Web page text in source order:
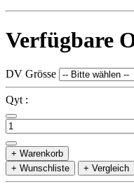
Verfügbare
DV Grösse
Qyt :
+ Warenkorb
+ Wunschliste
+ Vergleich